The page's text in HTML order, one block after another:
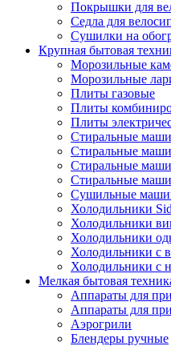
Покрышки для
Седла для
Сушилки на
Крупная бытовая
Морозильные
Морозильные
Плиты газовые
Плиты
Плиты
Стиральные
Стиральные
Стиральные
Стиральные
Сушильные
Холодильники
Холодильники
Холодильники
Холодильники с
Холодильники с
Мелкая бытовая
Аппараты для
Аппараты для
Аэрогрили
Блендеры ручные